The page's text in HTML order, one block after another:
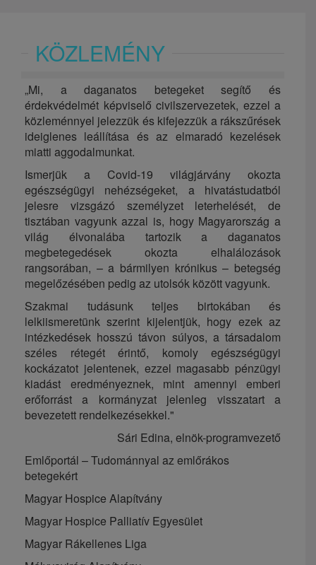
KÖZLEMÉNY
„Mi, a daganatos betegeket segítő és
érdekvédelmét képviselő civilszervezetek, ezzel a
közleménnyel jelezzük és kifejezzük a rákszűrések
ideiglenes leállítása és az elmaradó kezelések
miatti aggodalmunkat.
Ismerjük a Covid-19 világjárvány okozta
egészségügyi nehézségeket, a hivatástudatból
jelesre vizsgázó személyzet leterhelését, de
tisztában vagyunk azzal is, hogy Magyarország a
világ élvonalába tartozik a daganatos
megbetegedések okozta elhalálozások
rangsorában, – a bármilyen krónikus – betegség
megelőzésében pedig az utolsók között vagyunk.
Szakmai tudásunk teljes birtokában és
lelkiismeretünk szerint kijelentjük, hogy ezek az
intézkedések hosszú távon súlyos, a társadalom
széles rétegét érintő, komoly egészségügyi
kockázatot jelentenek, ezzel magasabb pénzügyi
kiadást eredményeznek, mint amennyi emberi
erőforrást a kormányzat jelenleg visszatart a
bevezetett rendelkezésekkel."
Sári Edina, elnök-programvezető
Emlőportál – Tudománnyal az emlőrákos
betegekért
Magyar Hospice Alapítvány
Magyar Hospice Palliatív Egyesület
Magyar Rákellenes Liga